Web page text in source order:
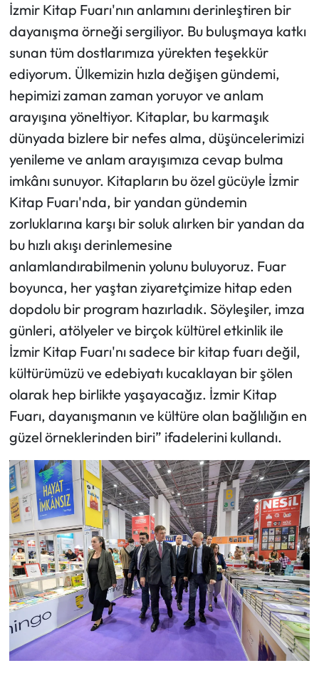
İzmir Kitap Fuarı'nın anlamını derinleştiren bir
dayanışma örneği sergiliyor. Bu buluşmaya katkı
sunan tüm dostlarımıza yürekten teşekkür
ediyorum. Ülkemizin hızla değişen gündemi,
hepimizi zaman zaman yoruyor ve anlam
arayışına yöneltiyor. Kitaplar, bu karmaşık
dünyada bizlere bir nefes alma, düşüncelerimizi
yenileme ve anlam arayışımıza cevap bulma
imkânı sunuyor. Kitapların bu özel gücüyle İzmir
Kitap Fuarı'nda, bir yandan gündemin
zorluklarına karşı bir soluk alırken bir yandan da
bu hızlı akışı derinlemesine
anlamlandırabilmenin yolunu buluyoruz. Fuar
boyunca, her yaştan ziyaretçimize hitap eden
dopdolu bir program hazırladık. Söyleşiler, imza
günleri, atölyeler ve birçok kültürel etkinlik ile
İzmir Kitap Fuarı'nı sadece bir kitap fuarı değil,
kültürümüzü ve edebiyatı kucaklayan bir şölen
olarak hep birlikte yaşayacağız. İzmir Kitap
Fuarı, dayanışmanın ve kültüre olan bağlılığın en
güzel örneklerinden biri” ifadelerini kullandı.